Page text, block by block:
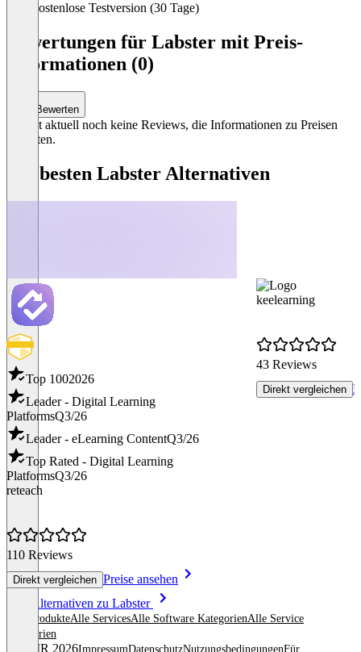
Kostenlose Testversion (30 Tage)
Bewertungen für Labster mit Preis-
Informationen (0)
Bewerten
Es gibt aktuell noch keine Reviews, die Informationen zu Preisen
enthalten.
Die besten Labster Alternativen
Top 1002026
Leader - Digital Learning
PlatformsQ3/26
Leader - eLearning ContentQ3/26
Top Rated - Digital Learning
PlatformsQ3/26
reteach
110 Reviews
Direkt vergleichen Preise ansehen
keelearning
43 Reviews
Direkt vergleichen
Alle Alternativen zu Labster
Alle ProdukteAlle ServicesAlle Software KategorienAlle Service
Kategorien
© OMR 2026ImpressumDatenschutzNutzungsbedingungenFür